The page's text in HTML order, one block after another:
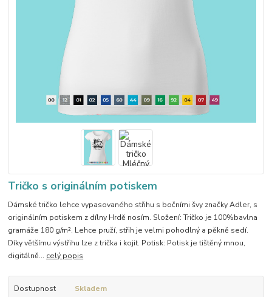
Tričko s originálním potiskem
Dámské tričko lehce vypasovaného střihu s bočními švy značky Adler, s
originálním potiskem z dílny Hrdě nosím. Složení: Tričko je 100%bavlna
gramáže 180 g/m². Lehce pruží, střih je velmi pohodlný a pěkně sedí.
Díky většímu výstřihu lze z trička i kojit. Potisk: Potisk je tištěný mnou,
digitálně... celý popis
Dostupnost
Skladem